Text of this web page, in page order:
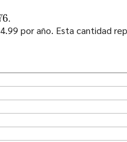
por año. Esta cantidad